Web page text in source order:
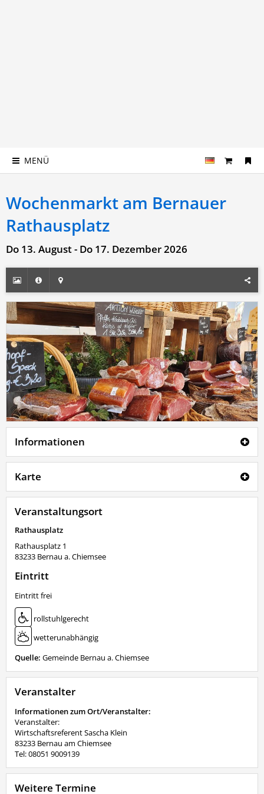
MENÜ
Wochenmarkt am Bernauer
Rathausplatz
Do 13. August - Do 17. Dezember 2026
Informationen
Karte
Veranstaltungsort
Rathausplatz
Rathausplatz 1
83233 Bernau a. Chiemsee
Eintritt
Eintritt frei
rollstuhlgerecht
wetterunabhängig
Quelle: Gemeinde Bernau a. Chiemsee
Veranstalter
Informationen zum Ort/Veranstalter:
Veranstalter:
Wirtschaftsreferent Sascha Klein
83233 Bernau am Chiemsee
Tel: 08051 9009139
Weitere Termine